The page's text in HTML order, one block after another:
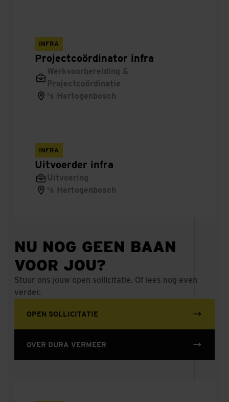
Hoofduitvoerder
Voorman
Machinist
Walsmachinist
Multifunctioneel
Inkoper
Grondwerker
Ontwikkelmanager
Stelleur
Hoofdmonteur
Projectcoördinator infra
Werkvoorbereiding &
Projectcoördinatie
's Hertogenbosch
INFRA
Uitvoerder infra
Uitvoering
's Hertogenbosch
INFRA
NU NOG GEEN BAAN
VOOR JOU?
Stuur ons jouw open sollicitatie. Of lees nog even
verder.
OPEN SOLLICITATIE
OVER DURA VERMEER